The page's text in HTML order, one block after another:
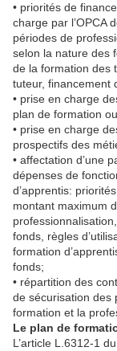
• priorités de
charge par l’OPCA
périodes de
selon la nature des
de la formation des
tuteur, financement
• prise en charge
plan de formation
• prise en charge
prospectifs des
• affectation d’une
dépenses de
d’apprentis:
montant maximum
fonds, règles
formation
fonds;
• répartition des
de sécurisation des
formation et la
Le plan de
L’article L.6312-1